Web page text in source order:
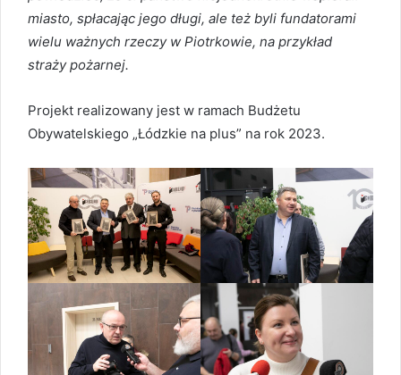
miasto, spłacając jego długi, ale też byli fundatorami
wielu ważnych rzeczy w Piotrkowie, na przykład
straży pożarnej.
Projekt realizowany jest w ramach Budżetu
Obywatelskiego „Łódzkie na plus” na rok 2023.